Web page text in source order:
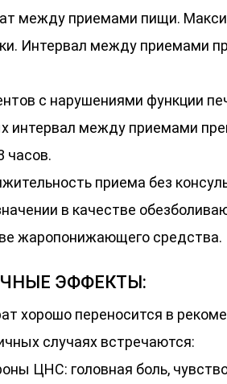
между приемами пищи.
Интервал между приемами
с нарушениями функции
интервал между приемами
часов.
приема без
в качестве
жаропонижающего средства.
ЭФФЕКТЫ:
хорошо переносится в
случаях встречаются:
ЦНС: головная боль,